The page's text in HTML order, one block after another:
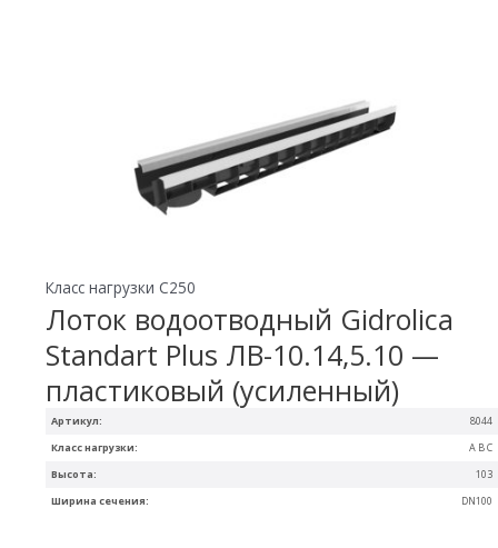
Артикул: 8044
Ширина сечения: DN100
Высота: 103
Класс нагрузки: A B C
Класс нагрузки C250
Лоток водоотводный Gidrolica
Standart Plus ЛВ-10.14,5.10 —
пластиковый (усиленный)